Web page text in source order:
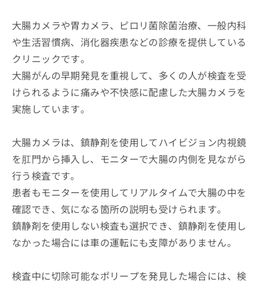
大腸カメラや胃カメラ、ピロリ菌除菌治療、一般内科
や生活習慣病、消化器疾患などの診療を提供している
クリニックです。
大腸がんの早期発見を重視して、多くの人が検査を受
けられるように痛みや不快感に配慮した大腸カメラを
実施しています。
大腸カメラは、鎮静剤を使用してハイビジョン内視鏡
を肛門から挿入し、モニターで大腸の内側を見ながら
行う検査です。
患者もモニターを使用してリアルタイムで大腸の中を
確認でき、気になる箇所の説明も受けられます。
鎮静剤を使用しない検査も選択でき、鎮静剤を使用し
なかった場合には車の運転にも支障がありません。
検査中に切除可能なポリープを発見した場合には、検